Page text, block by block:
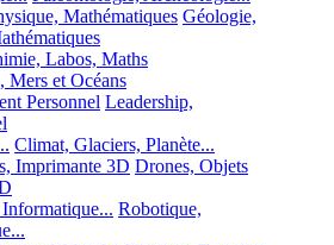
Mathématiques Géologie,
Labos, Maths
Mers et Océans
Personnel Leadership,
Climat, Glaciers, Planète...
Imprimante 3D Drones, Objets
Robotique,